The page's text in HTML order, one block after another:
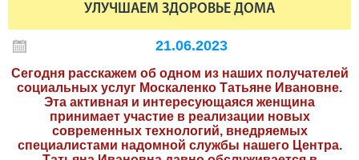
УЛУЧШАЕМ ЗДОРОВЬЕ ДОМА
21.06.2023
Сегодня расскажем об одном из наших получателей
социальных услуг Москаленко Татьяне Ивановне.
Эта активная и интересующаяся женщина
принимает участие в реализации новых
современных технологий, внедряемых
специалистами надомной службы нашего Центра.